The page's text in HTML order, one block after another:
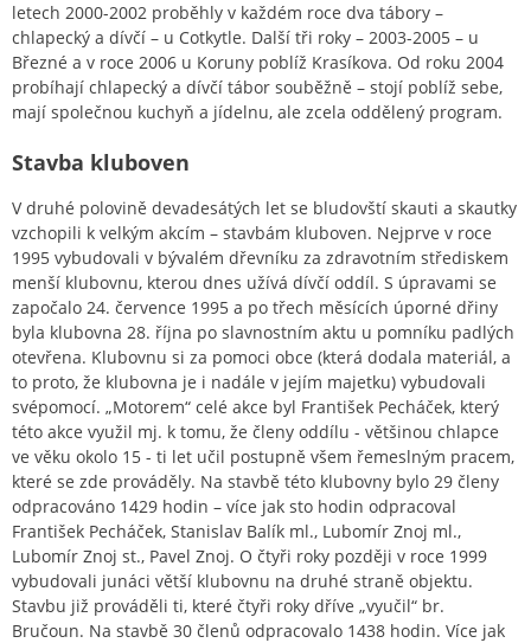
letech 2000-2002 proběhly v každém roce dva tábory –
chlapecký a dívčí – u Cotkytle. Další tři roky – 2003-2005 – u
Březné a v roce 2006 u Koruny poblíž Krasíkova. Od roku 2004
probíhají chlapecký a dívčí tábor souběžně – stojí poblíž sebe,
mají společnou kuchyň a jídelnu, ale zcela oddělený program.
Stavba kluboven
V druhé polovině devadesátých let se bludovští skauti a skautky
vzchopili k velkým akcím – stavbám kluboven. Nejprve v roce
1995 vybudovali v bývalém dřevníku za zdravotním střediskem
menší klubovnu, kterou dnes užívá dívčí oddíl. S úpravami se
započalo 24. července 1995 a po třech měsících úporné dřiny
byla klubovna 28. října po slavnostním aktu u pomníku padlých
otevřena. Klubovnu si za pomoci obce (která dodala materiál, a
to proto, že klubovna je i nadále v jejím majetku) vybudovali
svépomocí. „Motorem“ celé akce byl František Pecháček, který
této akce využil mj. k tomu, že členy oddílu - většinou chlapce
ve věku okolo 15 - ti let učil postupně všem řemeslným pracem,
které se zde prováděly. Na stavbě této klubovny bylo 29 členy
odpracováno 1429 hodin – více jak sto hodin odpracoval
František Pecháček, Stanislav Balík ml., Lubomír Znoj ml.,
Lubomír Znoj st., Pavel Znoj. O čtyři roky později v roce 1999
vybudovali junáci větší klubovnu na druhé straně objektu.
Stavbu již prováděli ti, které čtyři roky dříve „vyučil“ br.
Bručoun. Na stavbě 30 členů odpracovalo 1438 hodin. Více jak